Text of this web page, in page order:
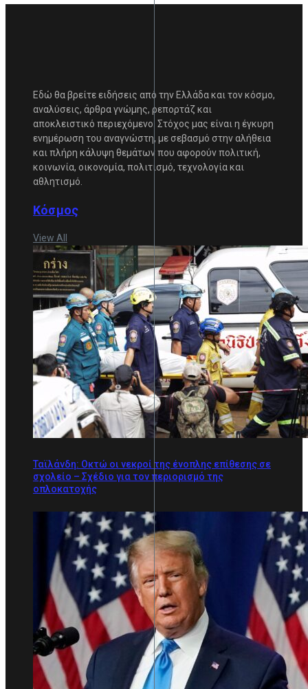
Εδώ θα βρείτε ειδήσεις από την Ελλάδα και τον κόσμο,
αναλύσεις, άρθρα γνώμης, ρεπορτάζ και
αποκλειστικό περιεχόμενο. Στόχος μας είναι η έγκυρη
ενημέρωση του αναγνώστη, με σεβασμό στην αλήθεια
και πλήρη κάλυψη θεμάτων που αφορούν πολιτική,
κοινωνία, οικονομία, πολιτισμό, τεχνολογία και
αθλητισμό.
Κόσμος
View All
Ταϊλάνδη: Οκτώ οι νεκροί της ένοπλης επίθεσης σε
σχολείο – Σχέδιο για τον περιορισμό της
οπλοκατοχής